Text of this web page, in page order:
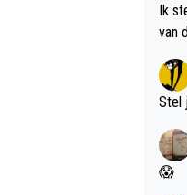
Ik
van
Stel
😱